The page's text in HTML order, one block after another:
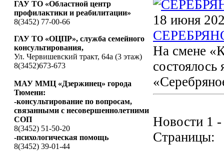
ГАУ ТО «Областной центр
профилактики и реабилитации»
8(3452) 77-00-66
ГАУ ТО «ОЦПР», служба семейного
консультирования,
Ул. Червишевский тракт, 64а (3 этаж)
8(3452)673-673
МАУ ММЦ «Дзержинец» города
Тюмени:
-консультирование по вопросам,
связанными с несовершеннолетними
СОП
8(3452) 51-50-20
-психологическая помощь
8(3452) 39-01-44
18 июня
На смене
Новости 1
Страницы: